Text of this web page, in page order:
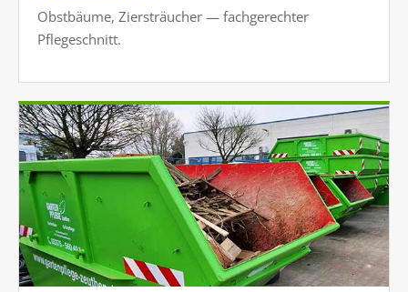
Obstbäume, Ziersträucher — fachgerechter
Pflegeschnitt.